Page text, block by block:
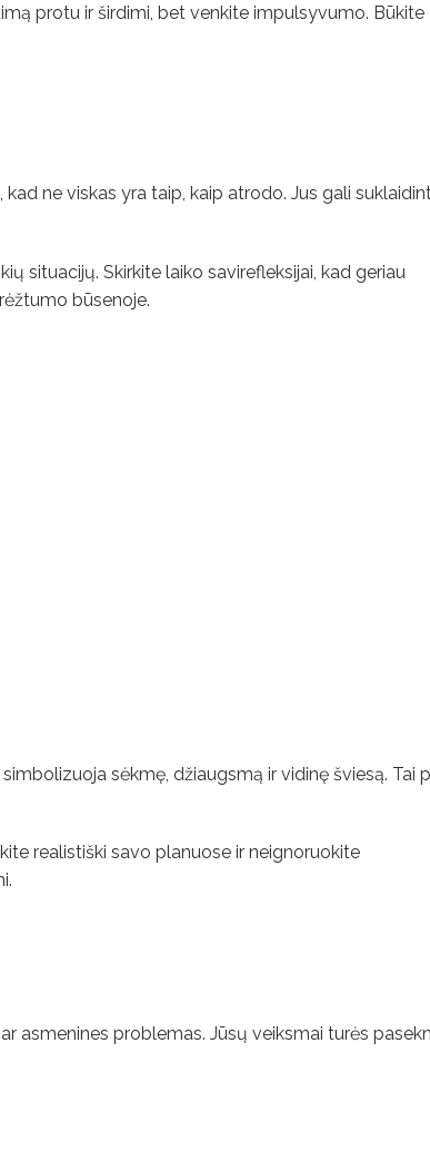
protu ir širdimi, bet venkite impulsyvumo. Būkite
ne viskas yra taip, kaip atrodo. Jus gali
situacijų. Skirkite laiko savirefleksijai, kad geriau
būsenoje.
sėkmę, džiaugsmą ir vidinę šviesą. Tai
realistiški savo planuose ir neignoruokite
asmenines problemas. Jūsų veiksmai turės